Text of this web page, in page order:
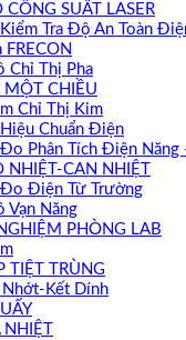
CÔNG SUẤT LASER
Kiểm Tra Độ An Toàn
FRECON
Chỉ Thị Pha
MỘT CHIỀU
Chỉ Thị Kim
Hiệu Chuẩn Điện
Đo Phân Tích Điện
CAN NHIỆT
Đo Điện Từ Trường
Vạn Năng
PHÒNG LAB
TIỆT TRÙNG
Kết Dính